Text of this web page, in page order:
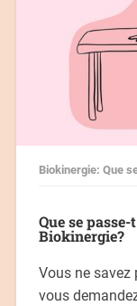
Biokinergie: Que
Que se
Biokinergie?
Vous ne savez
vous